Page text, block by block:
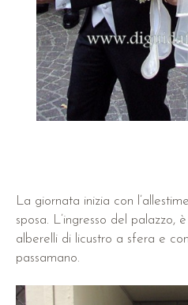
La giornata inizia con
sposa. L’ingresso del
alberelli di licustro a sfera e
passamano.